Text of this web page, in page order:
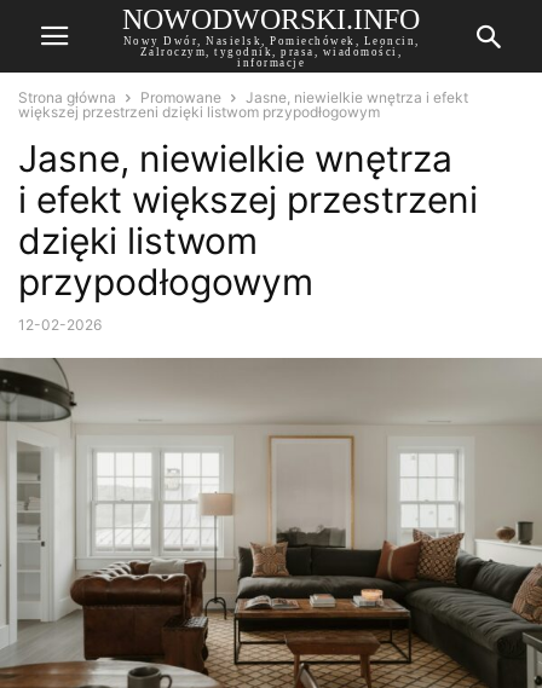
NOWODWORSKI.INFO
Nowy Dwór, Nasielsk, Pomiechówek, Leoncin,
Zalroczym, tygodnik, prasa, wiadomości,
informacje
Strona główna Promowane
Jasne, niewielkie wnętrza i efekt
większej przestrzeni dzięki listwom przypodłogowym
Jasne, niewielkie wnętrza
i efekt większej przestrzeni
dzięki listwom
przypodłogowym
12-02-2026